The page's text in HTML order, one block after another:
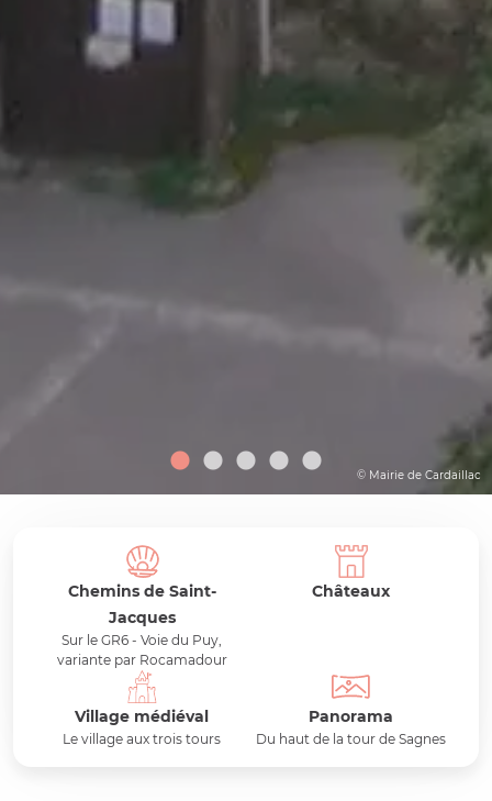
© Mairie de Cardaillac
Chemins de Saint-
Jacques
Sur le GR6 - Voie du Puy,
variante par Rocamadour
Châteaux
Village médiéval
Le village aux trois tours
Panorama
Du haut de la tour de Sagnes